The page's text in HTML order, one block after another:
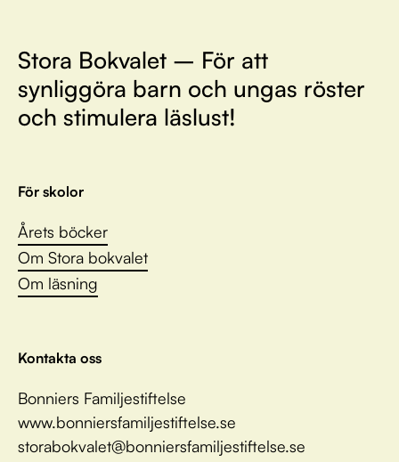
Stora Bokvalet – För att
synliggöra barn och ungas röster
och stimulera läslust!
För skolor
Årets böcker
Om Stora bokvalet
Om läsning
Kontakta oss
Bonniers Familjestiftelse
www.bonniersfamiljestiftelse.se
storabokvalet@bonniersfamiljestiftelse.se